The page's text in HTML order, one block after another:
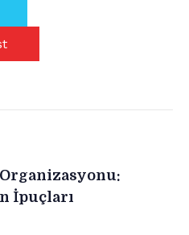
İpuçları